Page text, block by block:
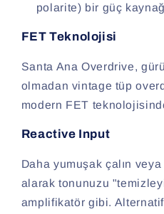
polarite) bir güç
FET Teknolojisi
Santa Ana Overdrive,
olmadan vintage tüp
modern FET
Reactive Input
Daha yumuşak çalın
alarak tonunuzu
amplifikatör gibi.